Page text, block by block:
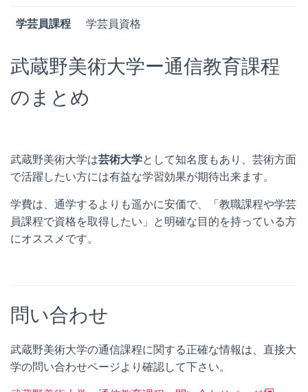
学芸員課程 学芸員資格
武蔵野美術大学ー通信教育課程
のまとめ
武蔵野美術大学は芸術大学として知名度もあり、 芸術方面
で活躍したい方には有益な学習効果が期待出来ます。
学費は、通学するよりも遥かに安価で、「 教職課程や学芸
員課程で資格を取得したい 」と明確な目的を持っている方
にオススメです。
問い合わせ
武蔵野美術大学の通信課程に関する正確な情報は、直接大
学の問い合わせページより確認して下さい。